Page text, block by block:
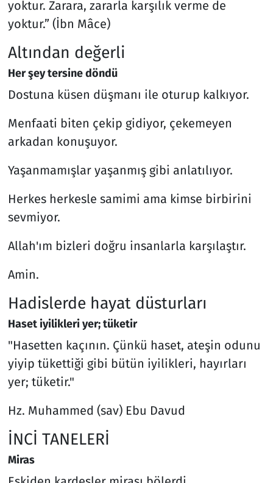
yoktur. Zarara, zararla karşılık verme de
yoktur.” (İbn Mâce)
Altından değerli
Her şey tersine döndü
Dostuna küsen düşmanı ile oturup kalkıyor.
Menfaati biten çekip gidiyor, çekemeyen
arkadan konuşuyor.
Yaşanmamışlar yaşanmış gibi anlatılıyor.
Herkes herkesle samimi ama kimse birbirini
sevmiyor.
Allah'ım bizleri doğru insanlarla karşılaştır.
Amin.
Hadislerde hayat düsturları
Haset iyilikleri yer; tüketir
"Hasetten kaçının. Çünkü haset, ateşin odunu
yiyip tükettiği gibi bütün iyilikleri, hayırları
yer; tüketir."
Hz. Muhammed (sav) Ebu Davud
İNCİ TANELERİ
Miras